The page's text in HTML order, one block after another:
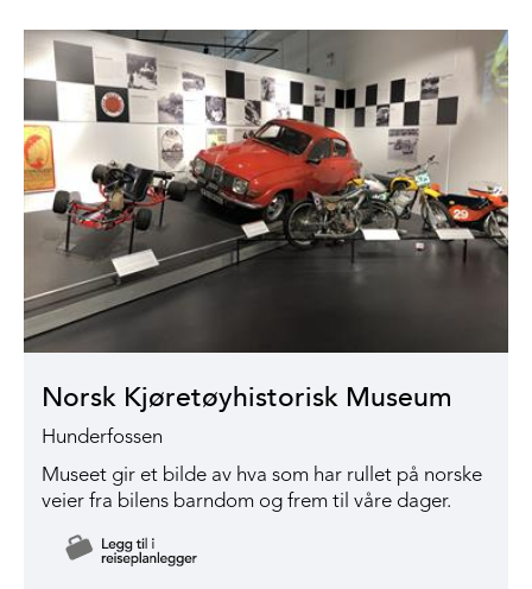
Norsk Kjøretøyhistorisk Museum
Hunderfossen
Museet gir et bilde av hva som har rullet på norske
veier fra bilens barndom og frem til våre dager.